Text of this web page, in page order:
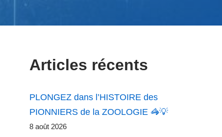
Articles récents
PLONGEZ dans l’HISTOIRE des
PIONNIERS de la ZOOLOGIE 🦓💡
8 août 2026